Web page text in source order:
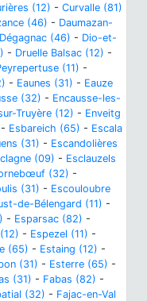
(12) - Curvalle (81)
(46) - Daumazan-
Dégagnac (46) - Dio-et-
- Druelle Balsac (12) -
(11) -
- Eaunes (31) - Eauze
(32) - Encausse-les-
Truyère (12) - Enveitg
- Esbareich (65) - Escala
(31) - Escandolières
(09) - Esclauzels
(32) -
(31) - Escouloubre
de-Bélengard (11) -
- Esparsac (82) -
- Espezel (11) -
(65) - Estaing (12) -
(31) - Esterre (65) -
(31) - Fabas (82) -
(32) - Fajac-en-Val